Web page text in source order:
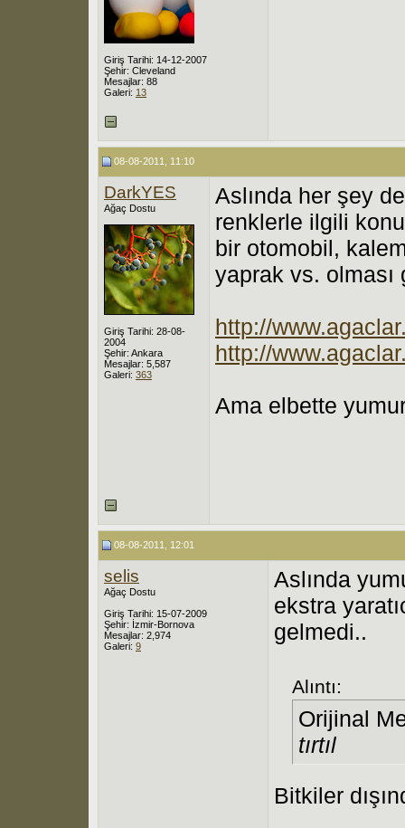
Giriş Tarihi: 14-12-2007
Şehir: Cleveland
Mesajlar: 88
Galeri: 13
08-08-2011, 11:10
DarkYES
Ağaç Dostu
Giriş Tarihi: 28-08-
2004
Şehir: Ankara
Mesajlar: 5,587
Galeri: 363
Aslında her şey
renklerle ilgili
bir otomobil,
yaprak vs. olması
http://
http://
Ama elbette
08-08-2011, 12:01
selis
Ağaç Dostu
Giriş Tarihi: 15-07-2009
Şehir: İzmir-Bornova
Mesajlar: 2,974
Galeri: 9
Aslında
ekstra
gelmedi..
Alıntı:
Orijinal
tırtıl
Bitkiler